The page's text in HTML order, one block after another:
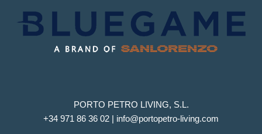
PORTO PETRO LIVING, S.L.
+34 971 86 36 02 | info@portopetro-living.com